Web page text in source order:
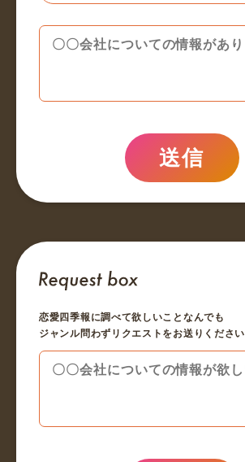
送信
恋愛四季報に調べて欲しいことなんでも
ジャンル問わずリクエストをお送りください